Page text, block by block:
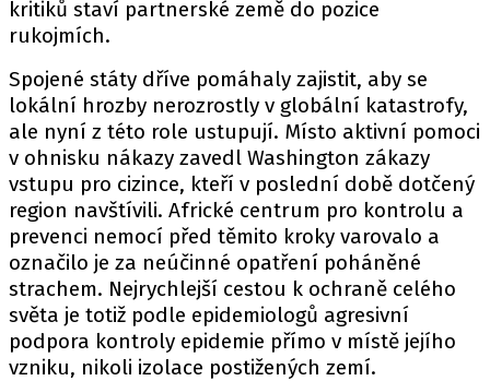
kritiků staví partnerské země do pozice
rukojmích.
Spojené státy dříve pomáhaly zajistit, aby se
lokální hrozby nerozrostly v globální katastrofy,
ale nyní z této role ustupují. Místo aktivní pomoci
v ohnisku nákazy zavedl Washington zákazy
vstupu pro cizince, kteří v poslední době dotčený
region navštívili. Africké centrum pro kontrolu a
prevenci nemocí před těmito kroky varovalo a
označilo je za neúčinné opatření poháněné
strachem. Nejrychlejší cestou k ochraně celého
světa je totiž podle epidemiologů agresivní
podpora kontroly epidemie přímo v místě jejího
vzniku, nikoli izolace postižených zemí.